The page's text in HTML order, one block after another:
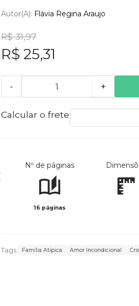
Autor(a): Flávia Regina Araujo
R$ 31,97
R$ 25,31
- +
Calcular o frete
Nº de páginas
16 páginas
Tags: Família Atípica Amor Incondicional